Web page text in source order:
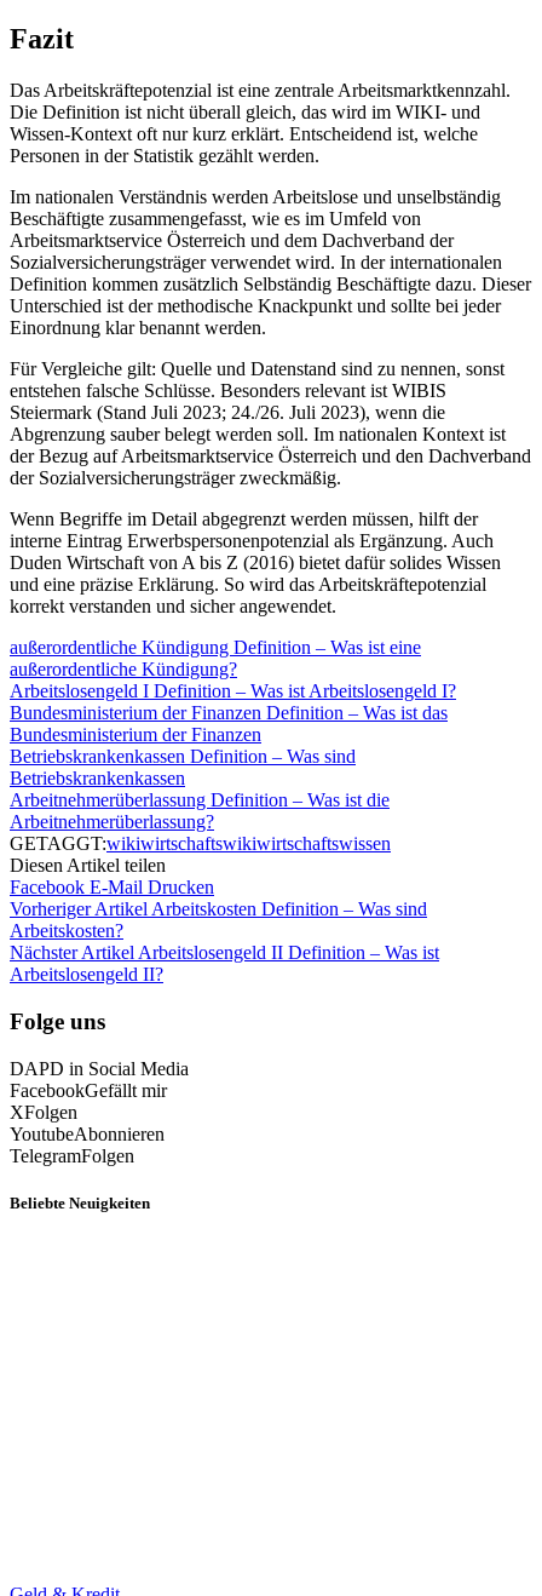
Fazit
Das Arbeitskräftepotenzial ist eine zentrale Arbeitsmarktkennzahl.
Die Definition ist nicht überall gleich, das wird im WIKI- und
Wissen-Kontext oft nur kurz erklärt. Entscheidend ist, welche
Personen in der Statistik gezählt werden.
Im nationalen Verständnis werden Arbeitslose und unselbständig
Beschäftigte zusammengefasst, wie es im Umfeld von
Arbeitsmarktservice Österreich und dem Dachverband der
Sozialversicherungsträger verwendet wird. In der internationalen
Definition kommen zusätzlich Selbständig Beschäftigte dazu. Dieser
Unterschied ist der methodische Knackpunkt und sollte bei jeder
Einordnung klar benannt werden.
Für Vergleiche gilt: Quelle und Datenstand sind zu nennen, sonst
entstehen falsche Schlüsse. Besonders relevant ist WIBIS
Steiermark (Stand Juli 2023; 24./26. Juli 2023), wenn die
Abgrenzung sauber belegt werden soll. Im nationalen Kontext ist
der Bezug auf Arbeitsmarktservice Österreich und den Dachverband
der Sozialversicherungsträger zweckmäßig.
Wenn Begriffe im Detail abgegrenzt werden müssen, hilft der
interne Eintrag Erwerbspersonenpotenzial als Ergänzung. Auch
Duden Wirtschaft von A bis Z (2016) bietet dafür solides Wissen
und eine präzise Erklärung. So wird das Arbeitskräftepotenzial
korrekt verstanden und sicher angewendet.
außerordentliche Kündigung Definition – Was ist eine
außerordentliche Kündigung?
Arbeitslosengeld I Definition – Was ist Arbeitslosengeld I?
Bundesministerium der Finanzen Definition – Was ist das
Bundesministerium der Finanzen
Betriebskrankenkassen Definition – Was sind
Betriebskrankenkassen
Arbeitnehmerüberlassung Definition – Was ist die
Arbeitnehmerüberlassung?
GETAGGT:wikiwirtschaftswikiwirtschaftswissen
Diesen Artikel teilen
Facebook E-Mail Drucken
Vorheriger Artikel Arbeitskosten Definition – Was sind
Arbeitskosten?
Nächster Artikel Arbeitslosengeld II Definition – Was ist
Arbeitslosengeld II?
Folge uns
DAPD in Social Media
FacebookGefällt mir
XFolgen
YoutubeAbonnieren
TelegramFolgen
Beliebte Neuigkeiten